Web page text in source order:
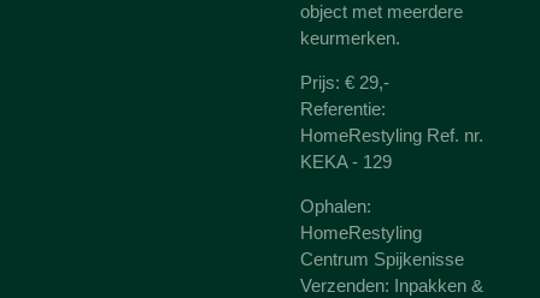
object met meerdere
keurmerken.
Prijs: € 29,-
Referentie:
HomeRestyling Ref. nr.
KEKA - 129
Ophalen:
HomeRestyling
Centrum Spijkenisse
Verzenden: Inpakken &